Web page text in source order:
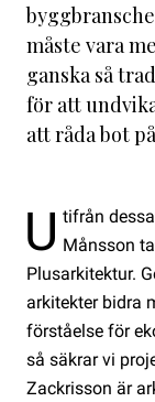
måste vara
ganska så
för att
att råda bot
U tifrån
Månsson
Plusarkitektur.
arkitekter bidra
förståelse för
så säkrar vi
Zackrisson är